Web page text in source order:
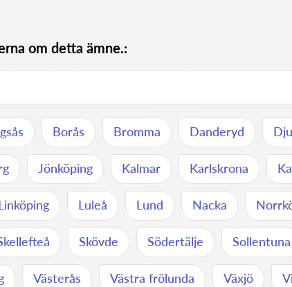
om detta ämne.:
Borås Bromma Danderyd
Jönköping Kalmar Karlskrona
Luleå Lund Nacka
Skövde Södertälje Sollentuna
Västerås Västra frölunda Växjö